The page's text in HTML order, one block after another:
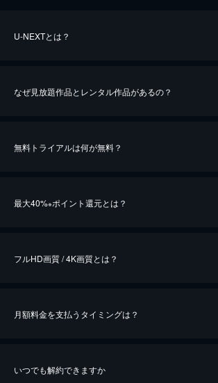
U-NEXTとは？
なぜ見放題作品とレンタル作品があるの？
無料トライアルは何が無料？
最大40%※ポイント還元とは？
※40％ポイント還元の対象は、クレジットカード決済による作品
フルHD画質 / 4K画質とは？
月額料金を支払うタイミングは？
いつでも解約できますか